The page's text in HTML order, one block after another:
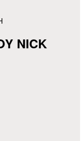
NICK